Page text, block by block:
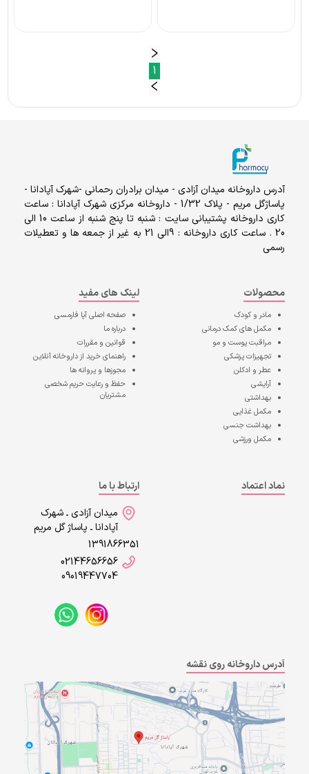
1
آدرس داروخانه میدان آزادی - میدان برادران رحمانی -شهرک آپادانا -
پاساژگل مریم - پلاک 1/32 - داروخانه مرکزی شهرک آپادانا : ساعت
کاری داروخانه پشتیبانی سایت : شنبه تا پنج شنبه از ساعت 10 الی
20 . ساعت کاری داروخانه : 9الی 21 به غیر از جمعه ها و تعطیلات
رسمی
محصولات
مادر و کودک
مکمل های کمک درمانی
مراقبت پوست و مو
تجهیزات پزشکی
عطر و ادکلن
آرایشی
بهداشتی
مکمل غذایی
بهداشت جنسی
مکمل ورزشی
لینک های مفید
صفحه اصلیآپا فارمسی
درباره ما
قوانین و مقررات
راهنمای خرید از داروخانه آنلاین
مجوزها و پروانه ها
حفظ و رعایت حریم شخصی
مشتریان
نماد اعتماد
ارتباط با ما
میدان آزادی ـ شهرک
آپادانا ـ پاساژ گل مریم
1391866351
02144656656
09019447704
آدرس داروخانه روی نقشه